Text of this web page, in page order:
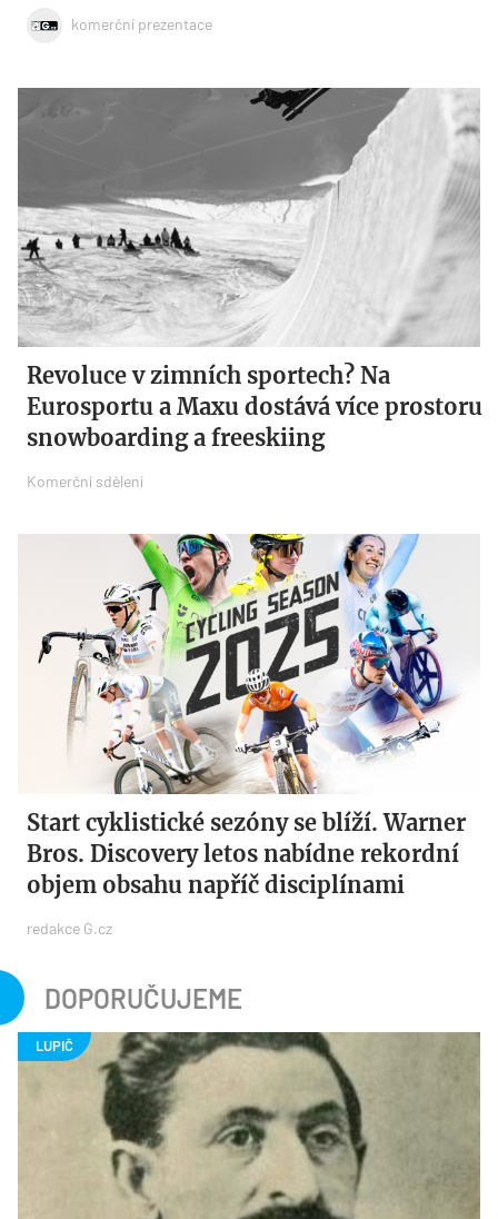
komerční prezentace
Revoluce v zimních sportech? Na
Eurosportu a Maxu dostává více prostoru
snowboarding a freeskiing
Komerční sdělení
Start cyklistické sezóny se blíží. Warner
Bros. Discovery letos nabídne rekordní
objem obsahu napříč disciplínami
redakce G.cz
DOPORUČUJEME